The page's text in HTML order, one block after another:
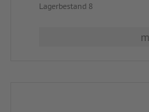
Lagerbestand 8